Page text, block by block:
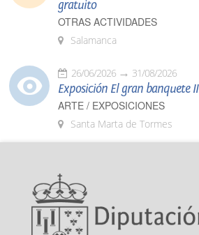
gratuito
OTRAS ACTIVIDADES
Salamanca
26/06/2026 31/08/2026
Exposición El gran banquete II
ARTE / EXPOSICIONES
Santa Marta de Tormes